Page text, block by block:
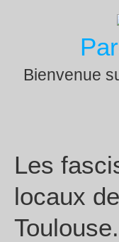
Bienvenue
Les
locaux
Toulouse.